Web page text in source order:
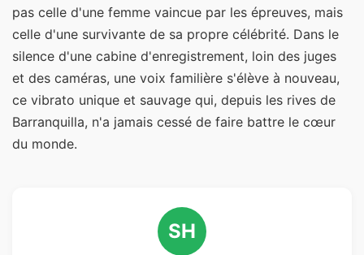
pas celle d'une femme vaincue par les épreuves, mais
celle d'une survivante de sa propre célébrité. Dans le
silence d'une cabine d'enregistrement, loin des juges
et des caméras, une voix familière s'élève à nouveau,
ce vibrato unique et sauvage qui, depuis les rives de
Barranquilla, n'a jamais cessé de faire battre le cœur
du monde.
SH